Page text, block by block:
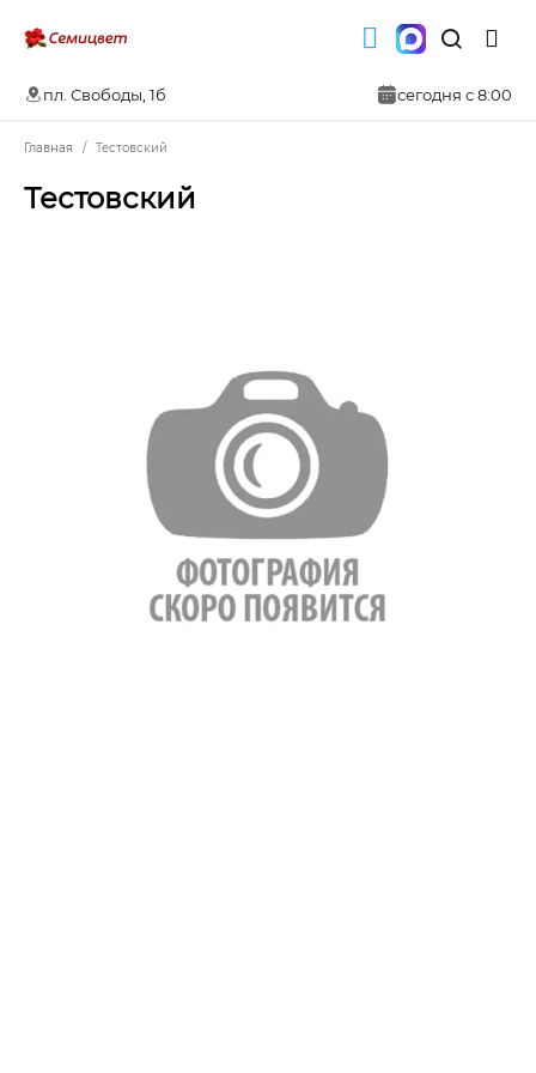
пл. Свободы, 1б сегодня с 8:00
Главная Тестовский
Тестовский